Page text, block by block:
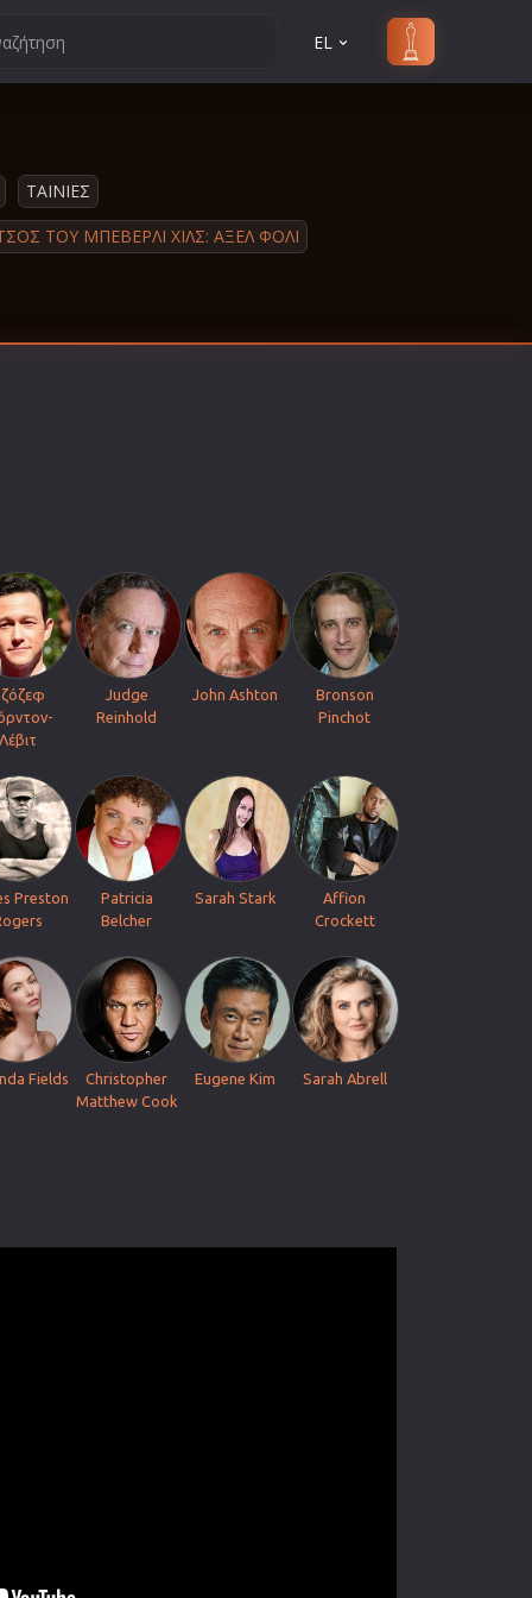
EL
ΤΑΙΝΙΕΣ
ΤΟΥ ΜΠΕΒΕΡΛΙ ΧΙΛΣ: ΆΞΕΛ ΦΟΛΙ
Λέβιτ
Judge
Reinhold
John Ashton
Bronson
Pinchot
Preston
Patricia
Belcher
Sarah Stark
Affion
Crockett
Fields
Christopher
Matthew Cook
Eugene Kim Sarah Abrell